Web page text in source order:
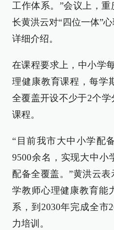
工作体系。”会议上，
长黄洪云对“四位一体”
详细介绍。
在课程要求上，中小学
理健康教育课程，每学
全覆盖开设不少于2个
课程。
“目前我市大中小学配
9500余名，实现大中小
配备全覆盖。”黄洪云
学教师心理健康教育能
系，到2030年完成全市
力培训。